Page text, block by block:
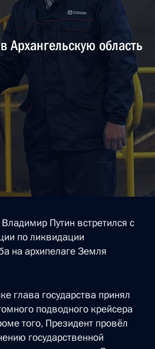
Архангельскую область
Путин встретился с
по ликвидации
на архипелаге Земля
глава государства принял
подводного крейсера
того, Президент провёл
государственной